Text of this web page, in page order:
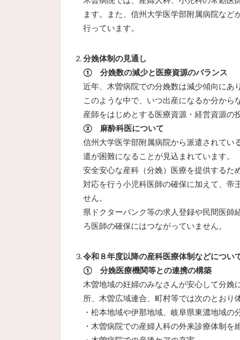
ます。また、信州大学医学部附属病院な
行っています。
分娩体制の見通し
① 分娩数の減少と医療資源のバランス
近年、木曽病院での分娩数は減少傾向にあ
このような中で、いつ出産になるか分か
産師をはじめとする医療資源・経営資源の
② 麻酔科医について
信州大学医学部附属病院から派遣されてい
遣が困難になることが見込まれています。
安全安心な産科（分娩）医療を提供するた
対応を行う小児科医師の確保に加えて、帝
せん。
県ドクターバンク等の求人登録や民間医師
ろ医師の確保にはつながっていません。
令和８年度以降の産科医療体制などについ
① 分娩医療機関等との連携の構築
木曽地域の妊婦のみなさんが安心して分娩
所、木曽広域連合、町村等では次のとおり
・松本地域や伊那地域、岐阜県東濃地域の
・木曽病院での産婦人科の外来診療体制を